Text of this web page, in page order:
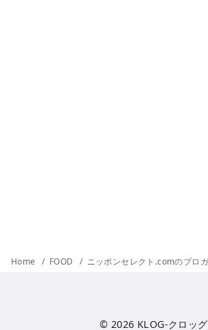
Home FOOD ニッポンセレクト.comのブロガーイベ
© 2026 KLOG-クロッグ